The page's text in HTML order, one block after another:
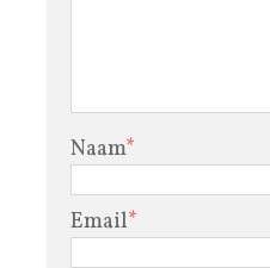
Naam*
Email*